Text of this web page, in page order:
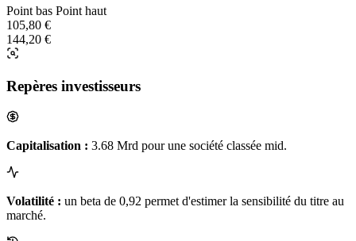
Point bas Point haut
105,80 €
144,20 €
Repères investisseurs
Capitalisation : 3.68 Mrd pour une société classée mid.
Volatilité : un beta de 0,92 permet d'estimer la sensibilité du titre au
marché.